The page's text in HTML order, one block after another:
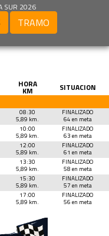
SUR 2026
TRAMO
HORA
KM
SITUACION
08:30
5,89 km.
FINALIZADO
64 en meta
10:00
5,89 km.
FINALIZADO
63 en meta
12:00
5,89 km.
FINALIZADO
61 en meta
13:30
5,89 km.
FINALIZADO
58 en meta
15:30
5,89 km.
FINALIZADO
57 en meta
17:00
5,89 km.
FINALIZADO
56 en meta